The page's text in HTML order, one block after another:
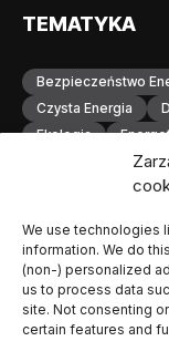
We use technologies
information. We do
(non-) personalized
us to process data
site. Not consenting
certain features and
TEMATYKA
Bezpieczeństwo
Czysta Energia
Ekologia
Gospodarka
Magazynowanie
Małopolska
Odnawialne Źródła
OZE
Polska